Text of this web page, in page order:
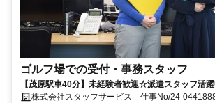
ゴルフ場での受付・事務スタッフ
【茂原駅車40分】未経験者歓迎☆派遣スタッフ活
付など☆
株式会社スタッフサービス 仕事No/24-